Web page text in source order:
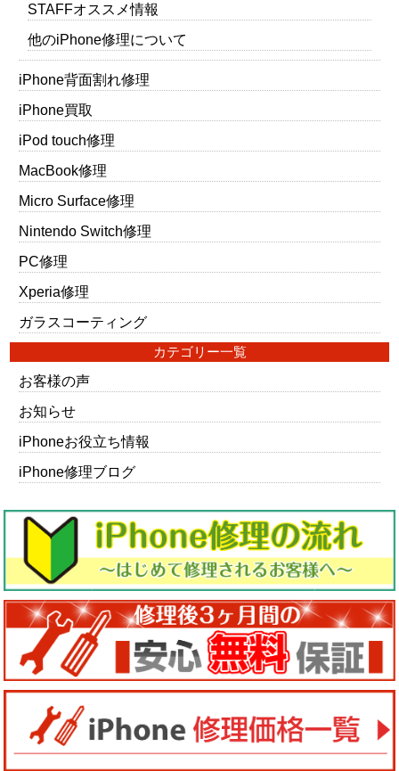
STAFFオススメ情報
他のiPhone修理について
iPhone背面割れ修理
iPhone買取
iPod touch修理
MacBook修理
Micro Surface修理
Nintendo Switch修理
PC修理
Xperia修理
ガラスコーティング
カテゴリー一覧
お客様の声
お知らせ
iPhoneお役立ち情報
iPhone修理ブログ